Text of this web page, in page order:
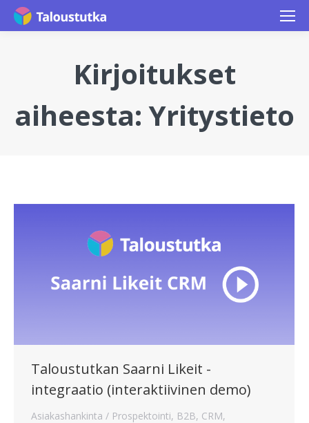
Kirjoitukset
aiheesta:Yritystieto
Taloustutkan Saarni Likeit -
integraatio (interaktiivinen demo)
Asiakashankinta / Prospektointi, B2B, CRM,